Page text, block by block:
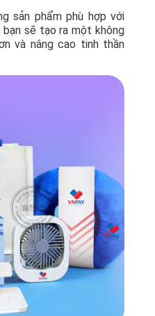
sản phẩm phù hợp với
sẽ tạo ra một không
và nâng cao tinh thần